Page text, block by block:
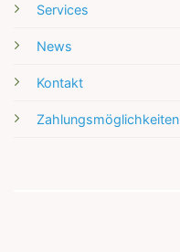
Services
News
Kontakt
Zahlungsmöglichkeiten